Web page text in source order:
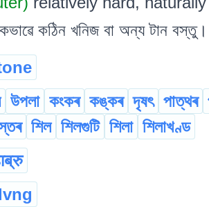
কঠিন খনিজ বা অন্য টান বস্তু।
উপলা কংকৰ কঙ্কৰ দৃষৎ পাত্থৰ
শিল শিলগুটি শিলা শিলাখণ্ড